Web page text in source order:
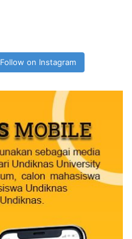
Follow on Instagram